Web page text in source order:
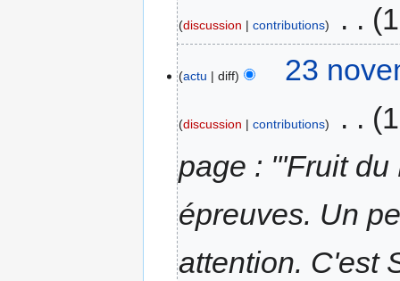
discussion contributions
actu diff 23
discussion contributions
page : '''Fruit
épreuves. Un
attention. C'est